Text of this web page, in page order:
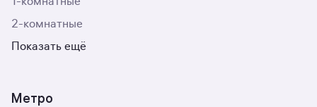
2-комнатные
Показать ещё
Метро